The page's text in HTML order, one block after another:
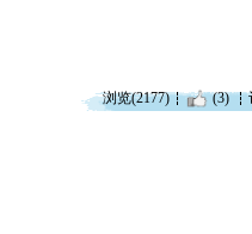
浏览(2177) (3)